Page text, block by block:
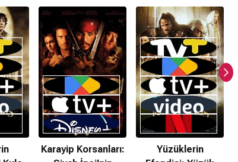
Karayip Korsanları:
Yüzüklerin